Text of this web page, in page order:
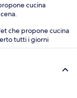
cucina
che propone cucina
tutti i giorni